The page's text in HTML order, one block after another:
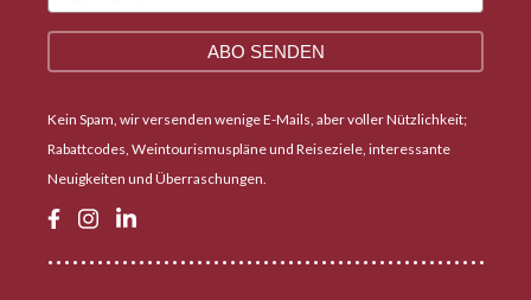
Kein Spam, wir versenden wenige E-Mails, aber voller Nützlichkeit;
Rabattcodes, Weintourismuspläne und Reiseziele, interessante
Neuigkeiten und Überraschungen.